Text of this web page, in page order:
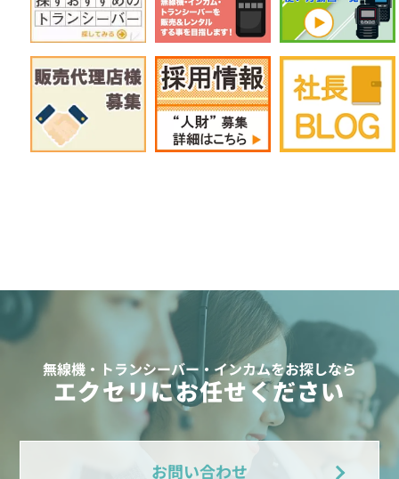
無線機・トランシーバー・インカムをお探しなら
エクセリにお任せください
お問い合わせ